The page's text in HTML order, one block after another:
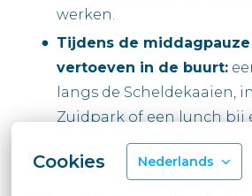
Cookies Nederlands
werken.
Tijdens de
vertoeven in de buurt:
langs de Scheldekaaien,
Zuidpark of een lunch bij
lunchadresjes in de
kantoor zelf kom je niets